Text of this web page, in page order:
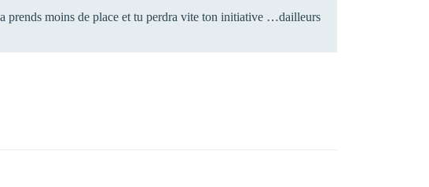
prends moins de place et tu perdra vite ton initiative …dailleurs